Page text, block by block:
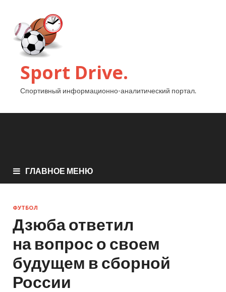
Sport Drive.
Спортивный информационно-аналитический портал.
ГЛАВНОЕ МЕНЮ
ФУТБОЛ
Дзюба ответил
на вопрос о своем
будущем в сборной
России